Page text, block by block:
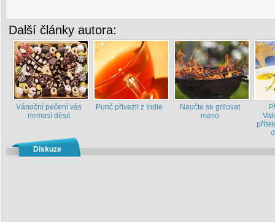
Další články autora:
Vánoční pečení vás
nemusí děsit
Punč přivezli z Indie
Naučte se grilovat
maso
Diskuze